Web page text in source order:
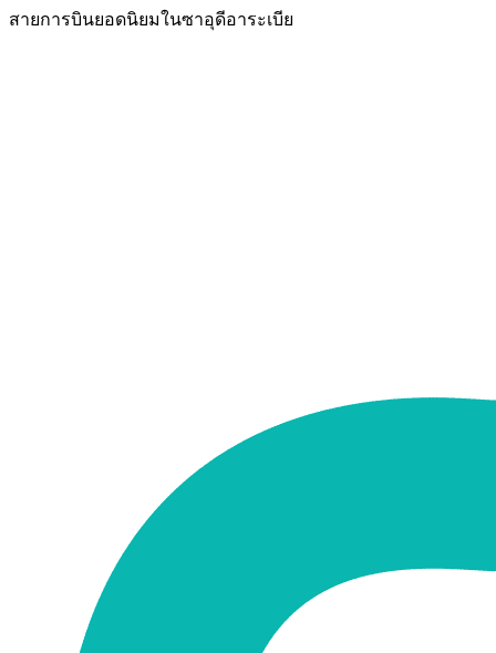
สายการบินยอดนิยมในซาอุดีอาระเบีย